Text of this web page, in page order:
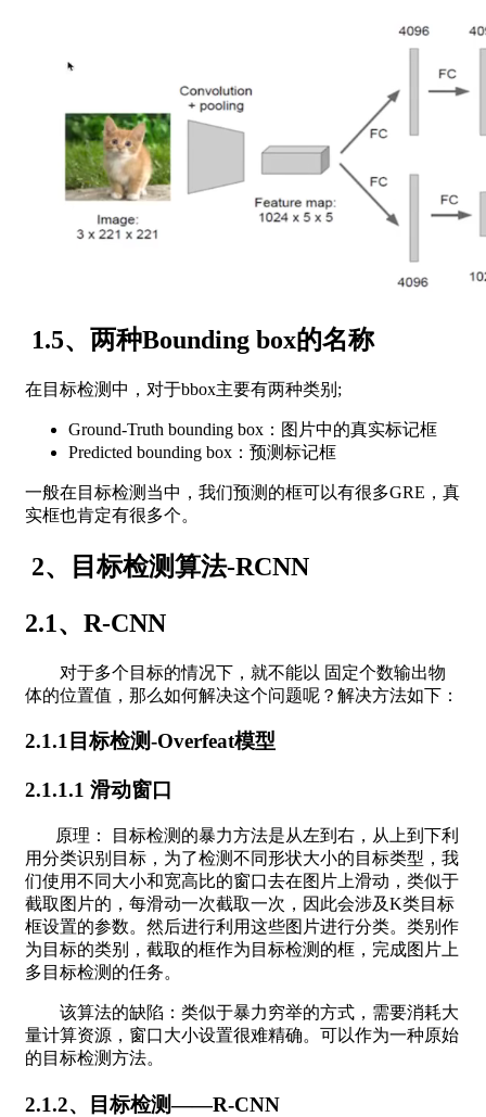
1.5、两种Bounding box的名称
在目标检测中，对于bbox主要有两种类别;
Ground-Truth bounding box：图片中的真实标记框
Predicted bounding box：预测标记框
一般在目标检测当中，我们预测的框可以有很多GRE，真
实框也肯定有很多个。
2、目标检测算法-RCNN
2.1、R-CNN
对于多个目标的情况下，就不能以 固定个数输出物
体的位置值，那么如何解决这个问题呢？解决方法如下：
2.1.1目标检测-Overfeat模型
2.1.1.1 滑动窗口
原理： 目标检测的暴力方法是从左到右，从上到下利
用分类识别目标，为了检测不同形状大小的目标类型，我
们使用不同大小和宽高比的窗口去在图片上滑动，类似于
截取图片的，每滑动一次截取一次，因此会涉及K类目标
框设置的参数。然后进行利用这些图片进行分类。类别作
为目标的类别，截取的框作为目标检测的框，完成图片上
多目标检测的任务。
该算法的缺陷：类似于暴力穷举的方式，需要消耗大
量计算资源，窗口大小设置很难精确。可以作为一种原始
的目标检测方法。
2.1.2、目标检测——R-CNN